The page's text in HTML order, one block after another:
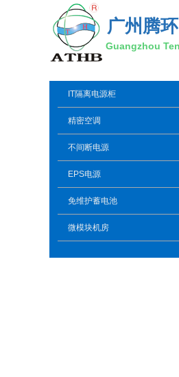
广州腾
Guangzhou
IT隔离电源柜
精密空调
不间断电源
EPS电源
免维护蓄电池
微模块机房